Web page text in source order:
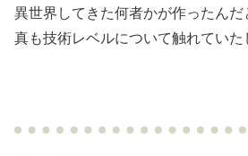
異世界してきた何者かが作ったんだ
真も技術レベルについて触れていた